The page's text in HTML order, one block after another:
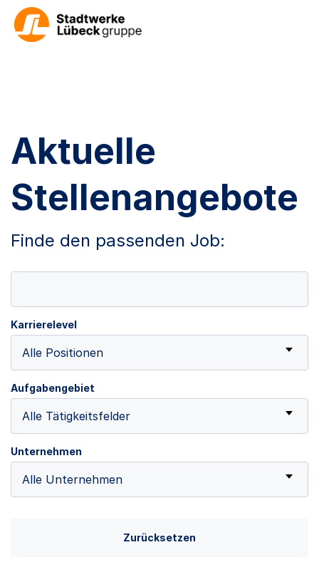
Aktuelle
Stellenangebote
Finde den passenden Job:
Karrierelevel
Alle Positionen
Aufgabengebiet
Alle Tätigkeitsfelder
Unternehmen
Alle Unternehmen
Zurücksetzen